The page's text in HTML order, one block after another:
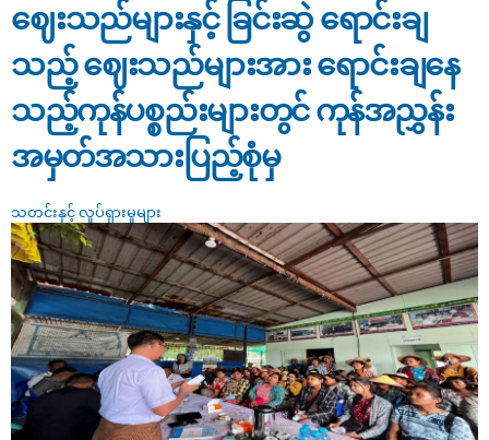
ဈေးသည်များနှင့် ခြင်းဆွဲ ရောင်းချ
သည့် ဈေးသည်များအား ရောင်းချနေ
သည့်ကုန်ပစ္စည်းများတွင် ကုန်အညွှန်း
အမှတ်အသားပြည့်စုံမှ
သတင်းနှင့် လှုပ်ရှားမှုများ